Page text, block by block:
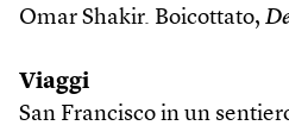
Omar Shakir. Boicottato,
Viaggi
San Francisco in un